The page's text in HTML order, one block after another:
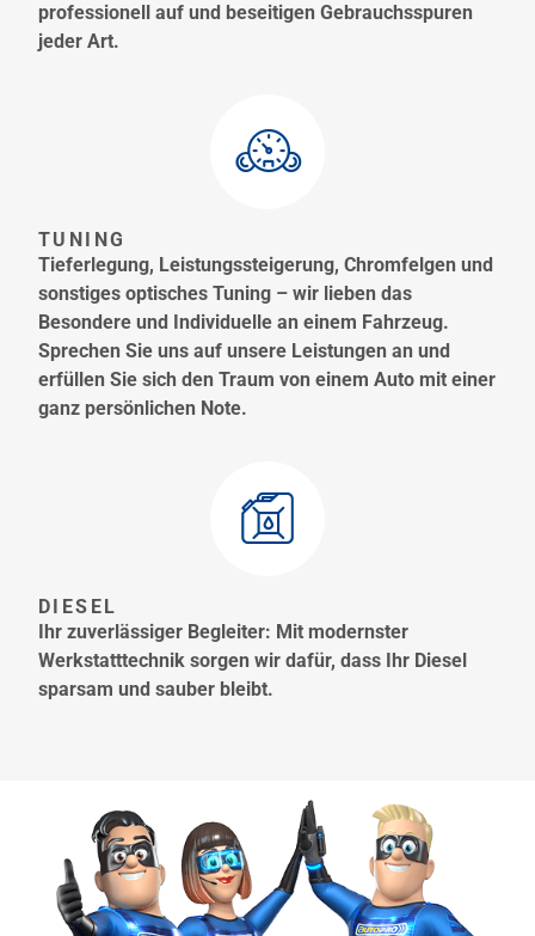
professionell auf und beseitigen Gebrauchsspuren
jeder Art.
TUNING
Tieferlegung, Leistungssteigerung, Chromfelgen und
sonstiges optisches Tuning – wir lieben das
Besondere und Individuelle an einem Fahrzeug.
Sprechen Sie uns auf unsere Leistungen an und
erfüllen Sie sich den Traum von einem Auto mit einer
ganz persönlichen Note.
DIESEL
Ihr zuverlässiger Begleiter: Mit modernster
Werkstatttechnik sorgen wir dafür, dass Ihr Diesel
sparsam und sauber bleibt.